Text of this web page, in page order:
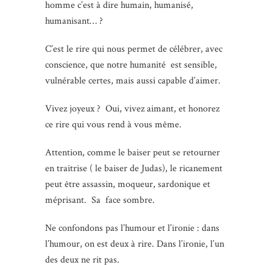
homme c’est à dire humain, humanisé,
humanisant… ?
C’est le rire qui nous permet de célébrer, avec
conscience, que notre humanité est sensible,
vulnérable certes, mais aussi capable d’aimer.
Vivez joyeux ? Oui, vivez aimant, et honorez
ce rire qui vous rend à vous même.
Attention, comme le baiser peut se retourner
en traitrise ( le baiser de Judas), le ricanement
peut être assassin, moqueur, sardonique et
méprisant. Sa face sombre.
Ne confondons pas l’humour et l’ironie : dans
l’humour, on est deux à rire. Dans l’ironie, l’un
des deux ne rit pas.